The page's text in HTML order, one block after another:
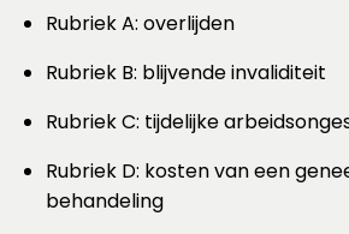
Rubriek A: overlijden
Rubriek B: blijvende invaliditeit
Rubriek C: tijdelijke
Rubriek D: kosten van een
behandeling